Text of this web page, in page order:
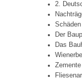
2.
Der
Das